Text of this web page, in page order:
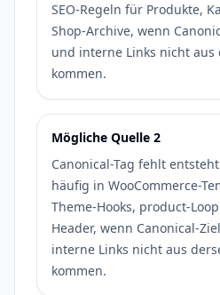
SEO-Regeln für Produkte,
Shop-Archive, wenn
und interne Links nicht aus
kommen.
Mögliche Quelle 2
Canonical-Tag fehlt
häufig in WooCommerce-
Theme-Hooks, product-
Header, wenn Canonical-
interne Links nicht aus
kommen.